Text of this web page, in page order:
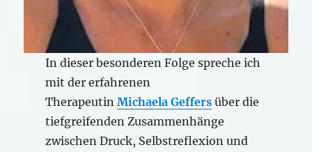
In dieser besonderen Folge spreche ich
mit der erfahrenen
Therapeutin Michaela Geffersüber die
tiefgreifenden Zusammenhänge
zwischen Druck, Selbstreflexion und